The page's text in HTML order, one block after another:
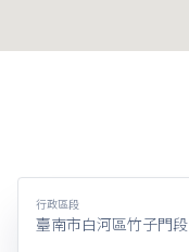
行政區段
臺南市白河區竹子門段